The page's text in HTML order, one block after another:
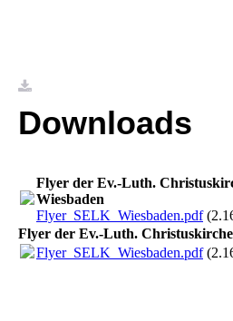
Downloads
Flyer der Ev.-Luth.
Wiesbaden
Flyer_SELK_Wiesbaden.pdf
Flyer der Ev.-Luth.
Flyer_SELK_Wiesbaden.pdf